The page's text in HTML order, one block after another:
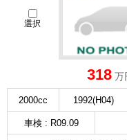
選択
318 万
2000cc 1992(H04)
車検 : R09.09